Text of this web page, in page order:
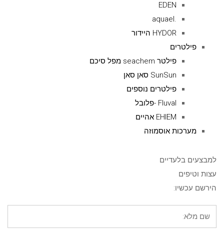
EDEN
.aquael
HYDOR היידור
פילטרים
פילטר seachem מפל סיכם
SunSun סאן סאן
פילטרים נוספים
Fluval -פלובל
EHIEM אהיים
מערכות אוסמוזה
למבצעים בלעדיים
עצות וטיפים
הירשם עכשיו: